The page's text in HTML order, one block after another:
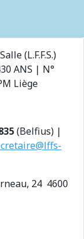
(L.F.F.S.)
ANS | N°
Liège
(Belfius) |
24 4600